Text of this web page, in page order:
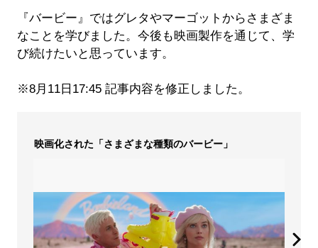
『バービー』ではグレタやマーゴットからさまざま
なことを学びました。今後も映画製作を通じて、学
び続けたいと思っています。
※8月11日17:45 記事内容を修正しました。
映画化された「さまざまな種類のバービー」